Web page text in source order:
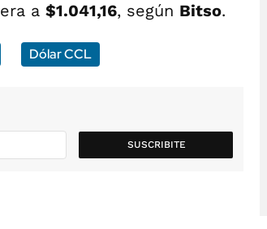
a $1.041,16, según Bitso.
Dólar CCL
SUSCRIBITE